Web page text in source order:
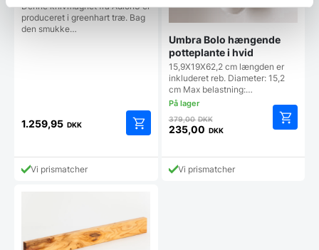
Denne knivmagnet fra Adlon3 er
produceret i greenhart træ. Bag
den smukke…
1.259,95 DKK
Vi prismatcher
Umbra Bolo hængende
potteplante i hvid
15,9X19X62,2 cm længden er
inkluderet reb. Diameter: 15,2
cm Max belastning:…
379,00DKKDen
oprindelige
var:
379,00 DKK.
235,00 DKK
aktuelle
prisVi prismatcher